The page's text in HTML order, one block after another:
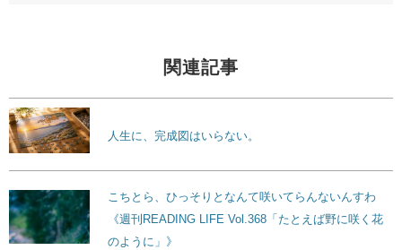
関連記事
人生に、完成図はいらない。
こちとら、ひっそりとなんて咲いてらんないんすわ
《週刊READING LIFE Vol.368「たとえば野に咲く花
のように」》